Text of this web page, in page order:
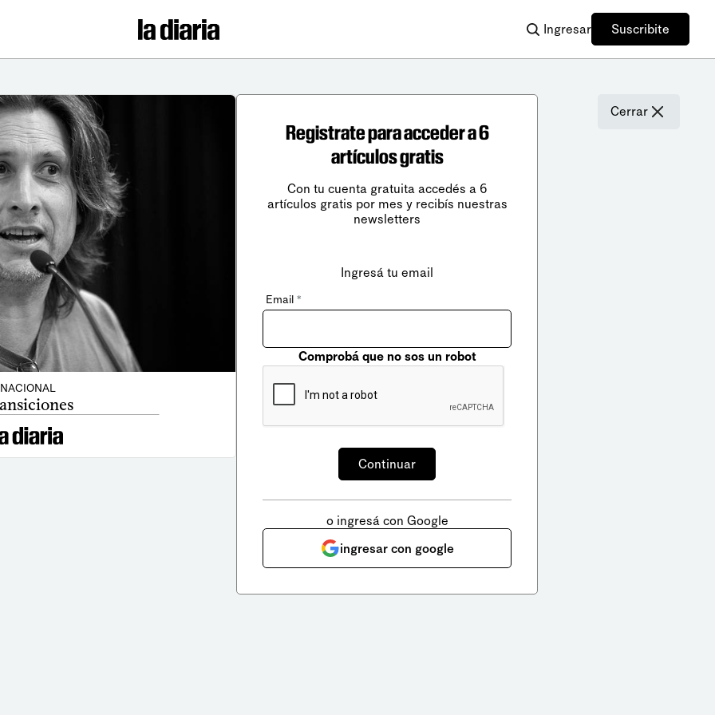
Ingresar Suscribite
NACIONAL
Cerrar
Registrate para acceder a 6
artículos gratis
Con tu cuenta gratuita accedés a 6
artículos gratis por mes y recibís nuestras
newsletters
Ingresá tu email
Email *
Comprobá que no sos un robot
o ingresá con Google
ingresar con google